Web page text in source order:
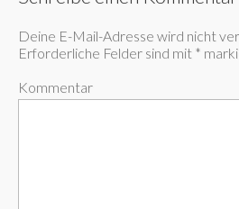
Deine E-Mail-Adresse wird nicht
Erforderliche Felder sind mit *
Kommentar